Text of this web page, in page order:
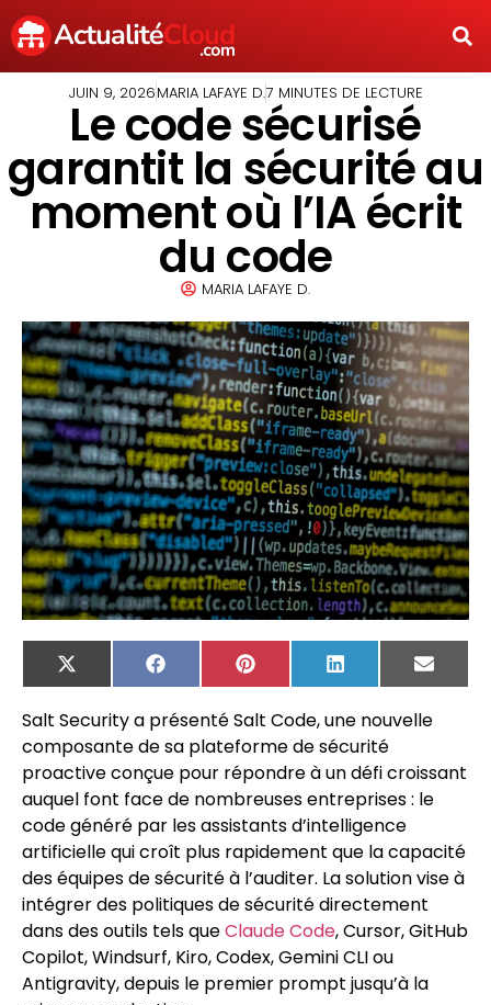
JUIN 9, 2026MARIA LAFAYE D.7 MINUTES DE LECTURE
Le code sécurisé
garantit la sécurité au
moment où l’IA écrit
du code
MARIA LAFAYE D.
X
(Twitter)
FacebookPinterest LinkedIn
Email
Salt Security a présenté Salt Code, une nouvelle
composante de sa plateforme de sécurité
proactive conçue pour répondre à un défi croissant
auquel font face de nombreuses entreprises : le
code généré par les assistants d’intelligence
artificielle qui croît plus rapidement que la capacité
des équipes de sécurité à l’auditer. La solution vise à
intégrer des politiques de sécurité directement
dans des outils tels queClaude Code, Cursor, GitHub
Copilot, Windsurf, Kiro, Codex, Gemini CLI ou
Antigravity, depuis le premier prompt jusqu’à la